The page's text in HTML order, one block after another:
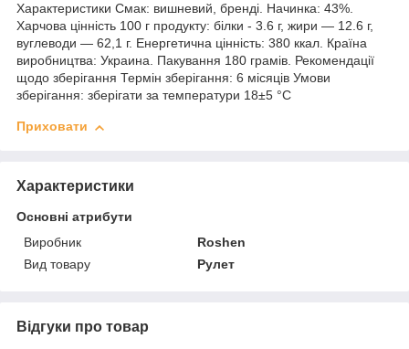
Характеристики Смак: вишневий, бренді. Начинка: 43%.
Харчова цінність 100 г продукту: білки - 3.6 г, жири — 12.6 г,
вуглеводи — 62,1 г. Енергетична цінність: 380 ккал. Країна
виробництва: Украина. Пакування 180 грамів. Рекомендації
щодо зберігання Термін зберігання: 6 місяців Умови
зберігання: зберігати за температури 18±5 °C
Приховати
Характеристики
Основні атрибути
Виробник
Roshen
Вид товару
Рулет
Відгуки про товар